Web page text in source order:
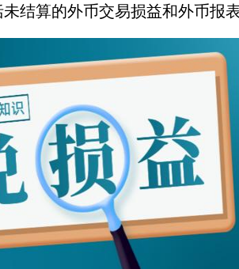
结算的外币交易损益和外币报表